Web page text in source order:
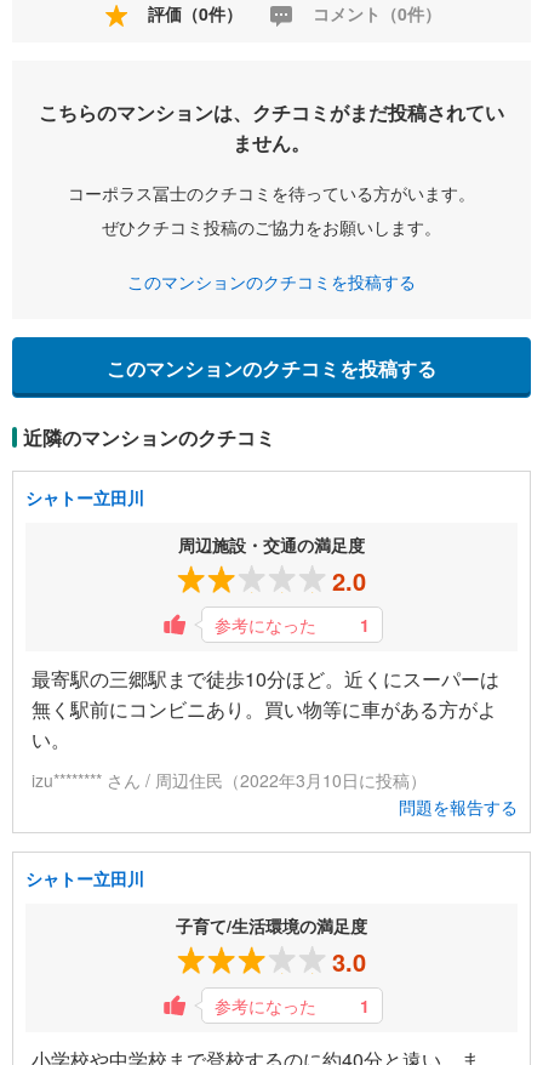
評価（0件） コメント（0件）
こちらのマンションは、クチコミがまだ投稿されてい
ません。
コーポラス冨士のクチコミを待っている方がいます。
ぜひクチコミ投稿のご協力をお願いします。
このマンションのクチコミを投稿する
このマンションのクチコミを投稿する
近隣のマンションのクチコミ
シャトー立田川
周辺施設・交通の満足度
2.0
参考になった 1
最寄駅の三郷駅まで徒歩10分ほど。近くにスーパーは
無く駅前にコンビニあり。買い物等に車がある方がよ
い。
izu******** さん / 周辺住民（2022年3月10日に投稿）
問題を報告する
シャトー立田川
子育て/生活環境の満足度
3.0
参考になった 1